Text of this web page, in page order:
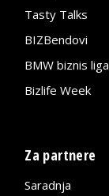
Tasty Talks
BIZBendovi
BMW biznis liga
Bizlife Week
Za partnere
Saradnja